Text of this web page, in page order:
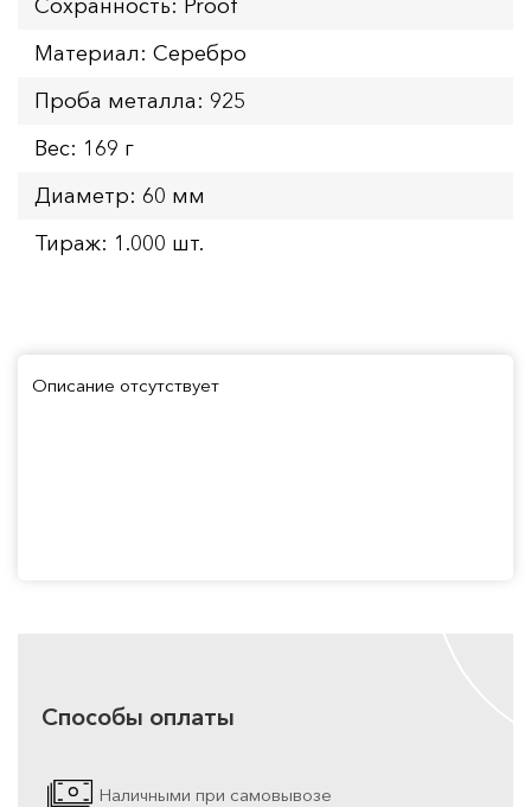
Сохранность: Proof
Материал: Серебро
Проба металла: 925
Вес: 169 г
Диаметр: 60 мм
Тираж: 1.000 шт.
Описание отсутствует
Способы оплаты
Наличными при самовывозе